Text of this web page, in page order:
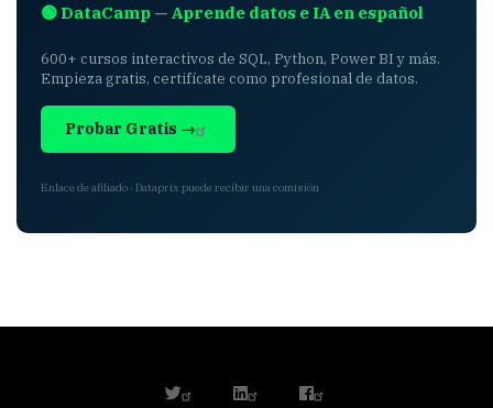
🟢 DataCamp — Aprende datos e IA en español
600+ cursos interactivos de SQL, Python, Power BI y más.
Empieza gratis, certifícate como profesional de datos.
Probar Gratis →
Enlace de afiliado · Dataprix puede recibir una comisión
twitterlinkedinfacebook